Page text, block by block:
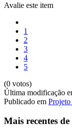
Avalie este item
1
2
3
4
5
(0 votos)
Última modificação
Publicado em
Mais recentes de